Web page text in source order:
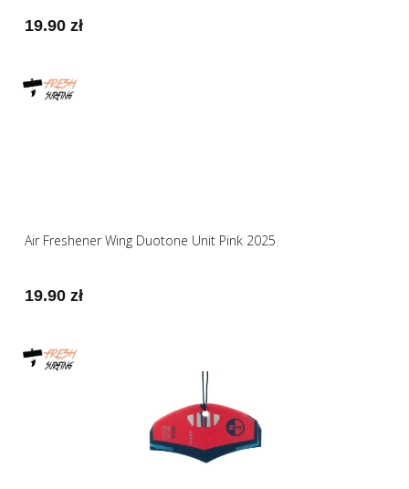
19.90 zł
Air Freshener Wing Duotone Unit Pink 2025
19.90 zł